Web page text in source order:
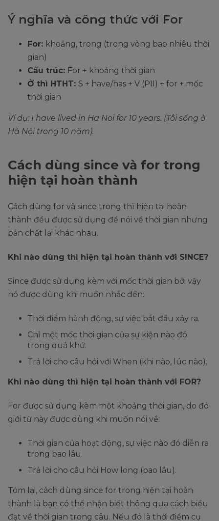
Ý nghĩa và công thức với For
For: khoảng, trong (trong vòng bao nhiêu thời
gian)
Cấu trúc: For + khoảng thời gian
Ở thì HTHT: S + have/has + V (PII) + for + mốc
thời gian
Ví dụ: I have lived in Ha Noi for 10 years. (Tôi sống ở
Hà Nội trong 10 năm).
Cách dùng since và for trong
hiện tại hoàn thành
Cách dùng for và since trong thì hiện tại hoàn
thành đều được sử dụng để nói về thời gian nhưng
bản chất lại khác nhau.
Khi nào dùng thì hiện tại hoàn thành với SINCE?
Since được sử dụng kèm với mốc thời gian bởi vậy
nó được dùng khi muốn nhắc đến:
Thời điểm hành động, sự việc bắt đầu xảy ra.
Chỉ một mốc thời gian của sự kiện nào đó
trong quá khứ.
Trả lời cho câu hỏi với When (khi nào, lúc nào).
Khi nào dùng thì hiện tại hoàn thành với FOR?
For được sử dụng kèm một khoảng thời gian, do đó
giới từ này được dùng khi muốn nói về:
Thời gian của hoạt động, sự việc nào đó diễn ra
trong bao lâu.
Trả lời cho câu hỏi How long (bao lâu).
Tóm lại, cách dùng since for trong hiện tại hoàn
thành là bạn có thể nhận biết thông qua cách biểu
đạt về thời gian trong câu. Nếu đó là thời điểm cụ